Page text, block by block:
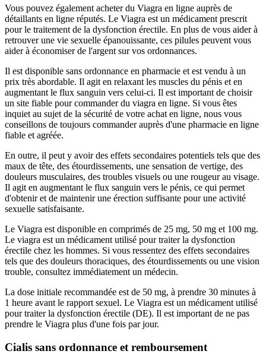
Vous pouvez également acheter du Viagra en ligne auprès de
détaillants en ligne réputés. Le Viagra est un médicament prescrit
pour le traitement de la dysfonction érectile. En plus de vous aider à
retrouver une vie sexuelle épanouissante, ces pilules peuvent vous
aider à économiser de l'argent sur vos ordonnances.
Il est disponible sans ordonnance en pharmacie et est vendu à un
prix très abordable. Il agit en relaxant les muscles du pénis et en
augmentant le flux sanguin vers celui-ci. Il est important de choisir
un site fiable pour commander du viagra en ligne. Si vous êtes
inquiet au sujet de la sécurité de votre achat en ligne, nous vous
conseillons de toujours commander auprès d'une pharmacie en ligne
fiable et agréée.
En outre, il peut y avoir des effets secondaires potentiels tels que des
maux de tête, des étourdissements, une sensation de vertige, des
douleurs musculaires, des troubles visuels ou une rougeur au visage.
Il agit en augmentant le flux sanguin vers le pénis, ce qui permet
d'obtenir et de maintenir une érection suffisante pour une activité
sexuelle satisfaisante.
Le Viagra est disponible en comprimés de 25 mg, 50 mg et 100 mg.
Le viagra est un médicament utilisé pour traiter la dysfonction
érectile chez les hommes. Si vous ressentez des effets secondaires
tels que des douleurs thoraciques, des étourdissements ou une vision
trouble, consultez immédiatement un médecin.
La dose initiale recommandée est de 50 mg, à prendre 30 minutes à
1 heure avant le rapport sexuel. Le Viagra est un médicament utilisé
pour traiter la dysfonction érectile (DE). Il est important de ne pas
prendre le Viagra plus d'une fois par jour.
Cialis sans ordonnance et remboursement